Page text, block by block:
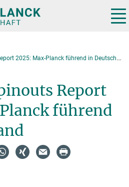
2025: Max-Planck führend in Deutschland
Report
führend